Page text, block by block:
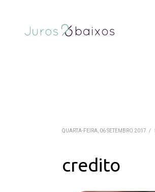
QUARTA-FEIRA, 06 SETEMBRO 2017 /
credito